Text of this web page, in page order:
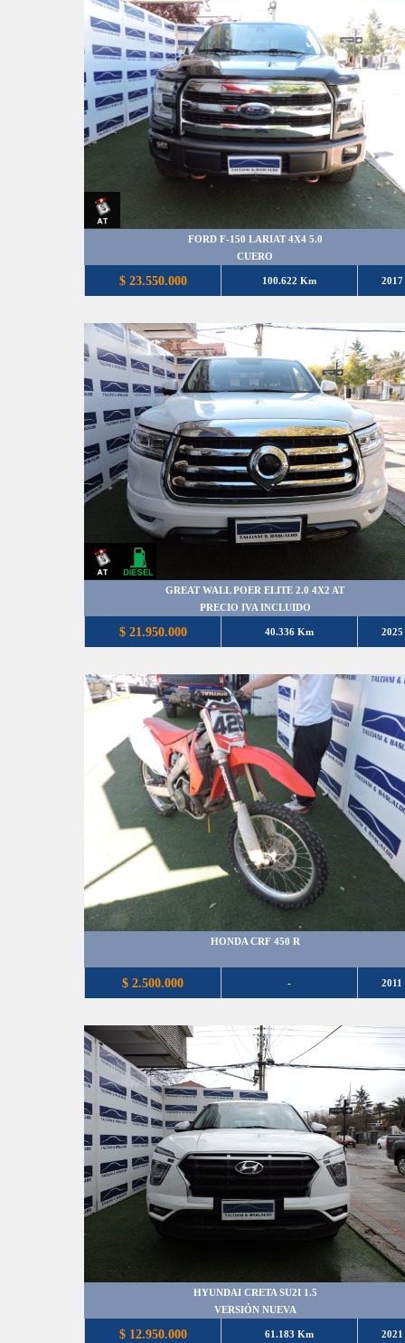
FORD F-150 LARIAT 4X4 5.0
CUERO
$ 23.550.000 100.622 Km 2017
GREAT WALL POER ELITE 2.0 4X2 AT
PRECIO IVA INCLUIDO
$ 21.950.000 40.336 Km 2025
HONDA CRF 450 R
$ 2.500.000 - 2011
HYUNDAI CRETA SU2I 1.5
VERSIÓN NUEVA
$ 12.950.000 61.183 Km 2021